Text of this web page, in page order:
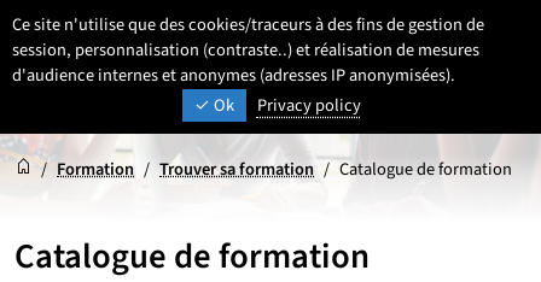
Ce site n'utilise que des cookies/traceurs à des fins de gestion de
session, personnalisation (contraste..) et réalisation de mesures
d'audience internes et anonymes (adresses IP anonymisées).
Ok
Privacy policy
Aller
au
contenu
Aller
au
menu
Aller
au
pied
page
UNIVERSITÉ DE LILLE
INSPIRONS DEMAIN
ParamétrageSélectionner une
FR
- Français
Accueil
Accueil
/ Formation / Trouver sa formation / Catalogue de formation
Catalogue de formation